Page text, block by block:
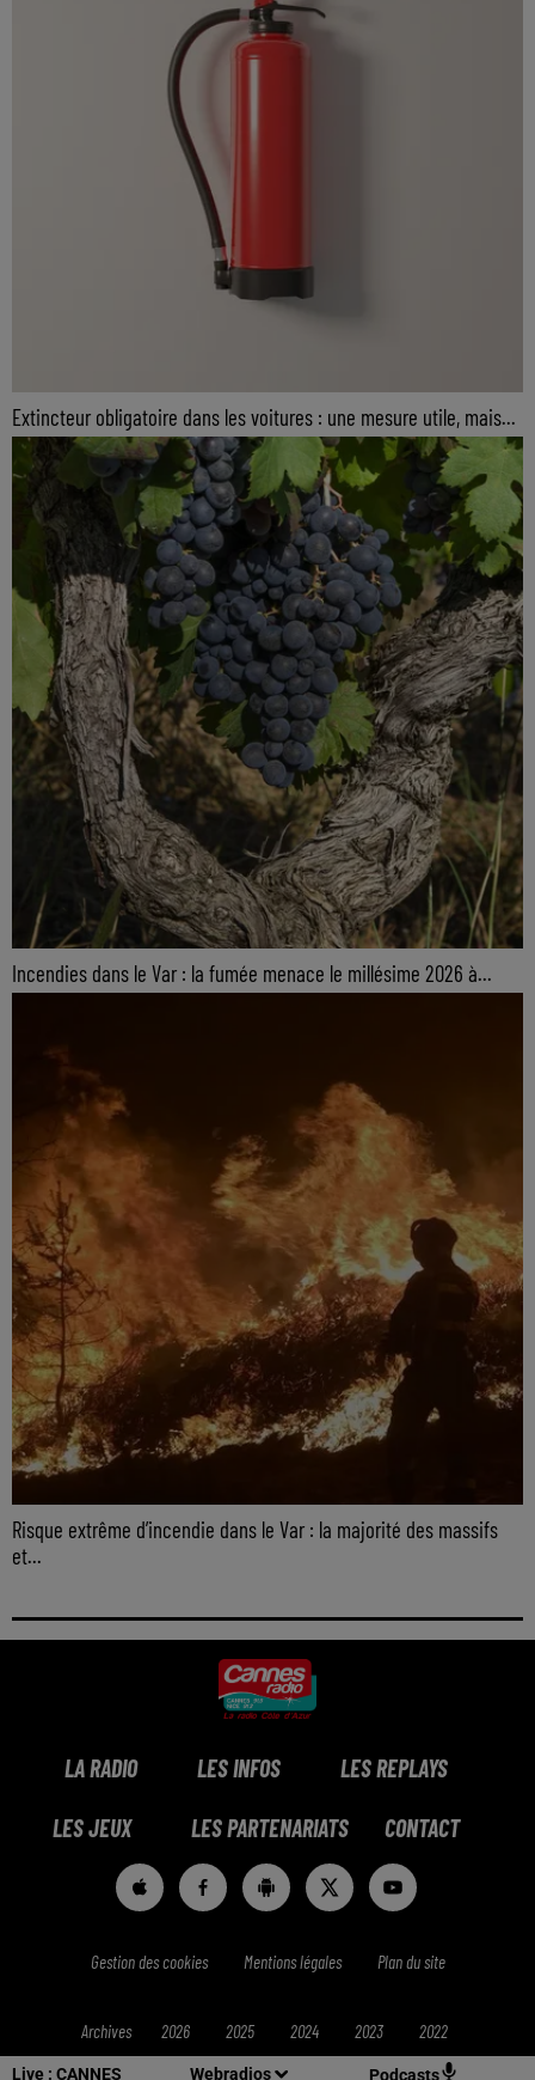
Live : CANNES Webradios Podcasts
Extincteur obligatoire dans les voitures : une mesure utile, mais...
Incendies dans le Var : la fumée menace le millésime 2026 à...
Risque extrême d’incendie dans le Var : la majorité des massifs
et...
LA RADIO LES INFOS LES REPLAYS
LES JEUX LES PARTENARIATS CONTACT
Gestion des cookies Mentions légales Plan du site
Archives 2026 2025 2024 2023 2022